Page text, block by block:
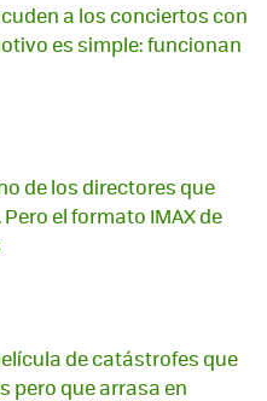
a los conciertos con
es simple: funcionan
de los directores que
el formato IMAX de
de catástrofes que
pero que arrasa en